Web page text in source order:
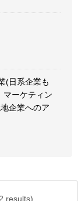
(日系企業も
マーケティン
企業へのア
results)